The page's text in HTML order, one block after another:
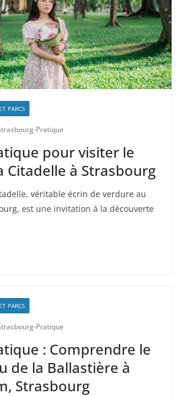
PARCS
Pratique
pour visiter le
Citadelle à Strasbourg
véritable écrin de verdure au
est une invitation à la découverte
PARCS
Pratique
: Comprendre le
de la Ballastière à
Strasbourg